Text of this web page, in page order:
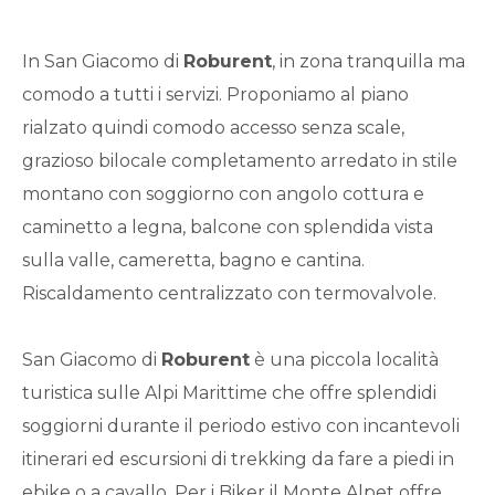
In San Giacomo di Roburent, in zona tranquilla ma
comodo a tutti i servizi. Proponiamo al piano
rialzato quindi comodo accesso senza scale,
grazioso bilocale completamento arredato in stile
montano con soggiorno con angolo cottura e
caminetto a legna, balcone con splendida vista
sulla valle, cameretta, bagno e cantina.
Riscaldamento centralizzato con termovalvole.
San Giacomo di Roburent è una piccola località
turistica sulle Alpi Marittime che offre splendidi
soggiorni durante il periodo estivo con incantevoli
itinerari ed escursioni di trekking da fare a piedi in
1
2
3